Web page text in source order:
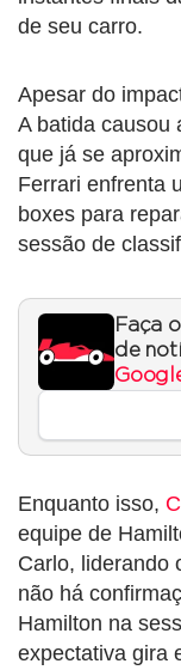
de seu carro.
Apesar do
A batida causou
que já se
Ferrari enfrenta
boxes para
sessão de
Faça
de
Enquanto isso,
equipe de
Carlo, liderando
não há
Hamilton na
expectativa gira